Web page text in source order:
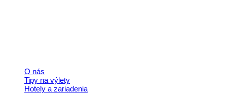
O nás
Tipy na výlety
Hotely a zariadenia